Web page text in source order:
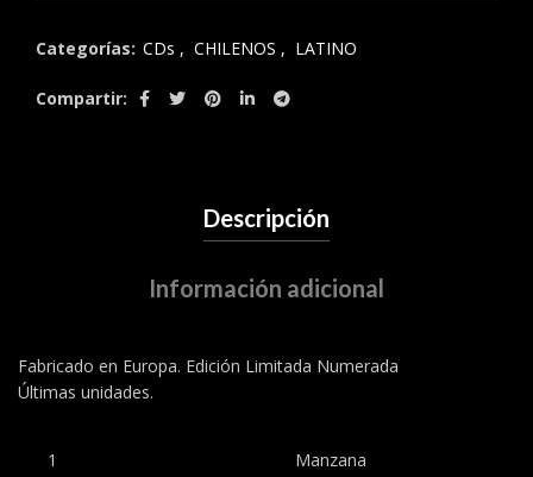
Categorías: CDs , CHILENOS , LATINO
Compartir
Descripción
Información adicional
Fabricado en Europa. Edición Limitada Numerada
Últimas unidades.
1 Manzana